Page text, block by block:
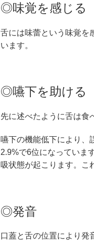
◎味覚を感じる
舌には味蕾という味覚を
います。
◎嚥下を助ける
先に述べたように舌は食
嚥下の機能低下により、
2.9%で6位になっていま
吸状態が起こります。こ
◎発音
口蓋と舌の位置により発